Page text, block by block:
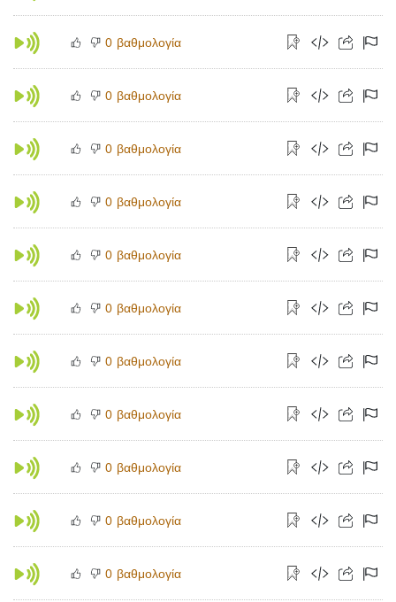
0 βαθμολογία
0 βαθμολογία
0 βαθμολογία
0 βαθμολογία
0 βαθμολογία
0 βαθμολογία
0 βαθμολογία
0 βαθμολογία
0 βαθμολογία
0 βαθμολογία
0 βαθμολογία